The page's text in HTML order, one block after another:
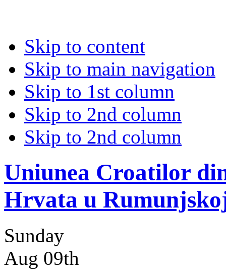
Skip to content
Skip to main navigation
Skip to 1st column
Skip to 2nd column
Skip to 2nd column
Uniunea Croatilor
Hrvata u
Sunday
Aug 09th